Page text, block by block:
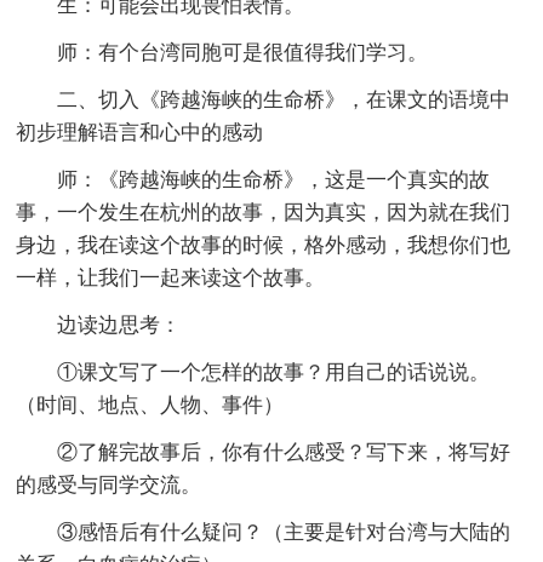
生：可能会出现畏怕表情。
师：有个台湾同胞可是很值得我们学习。
二、切入《跨越海峡的生命桥》，在课文的语境中
初步理解语言和心中的感动
师：《跨越海峡的生命桥》，这是一个真实的故
事，一个发生在杭州的故事，因为真实，因为就在我们
身边，我在读这个故事的时候，格外感动，我想你们也
一样，让我们一起来读这个故事。
边读边思考：
①课文写了一个怎样的故事？用自己的话说说。
（时间、地点、人物、事件）
②了解完故事后，你有什么感受？写下来，将写好
的感受与同学交流。
③感悟后有什么疑问？（主要是针对台湾与大陆的